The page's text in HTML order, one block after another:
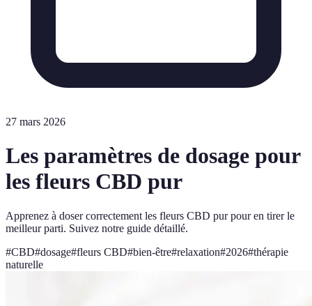
27 mars 2026
Les paramètres de dosage pour
les fleurs CBD pur
Apprenez à doser correctement les fleurs CBD pur pour en tirer le
meilleur parti. Suivez notre guide détaillé.
#CBD#dosage#fleurs CBD#bien-être#relaxation#2026#thérapie
naturelle